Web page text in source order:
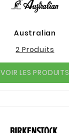
Australian
2 Produits
VOIR LES PRODUITS